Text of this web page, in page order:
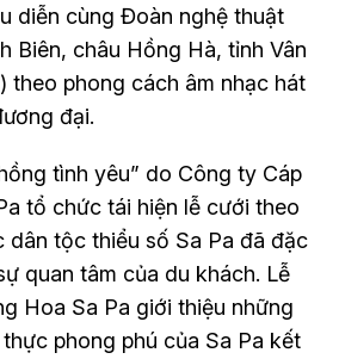
diễn cùng Đoàn nghệ thuật
Biên, châu Hồng Hà, tỉnh Vân
theo phong cách âm nhạc hát
đại.
tình yêu” do Công ty Cáp
tổ chức tái hiện lễ cưới theo
dân tộc thiểu số Sa Pa đã đặc
quan tâm của du khách. Lễ
Hoa Sa Pa giới thiệu những
phong phú của Sa Pa kết